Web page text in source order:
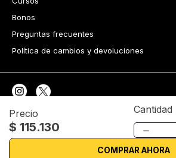
Precio
$ 115.130
Cantidad
－
COMPRAR AHORA
Bonos
Preguntas frecuentes
Política de cambios y devoluciones
Términos y condicionesPolítica